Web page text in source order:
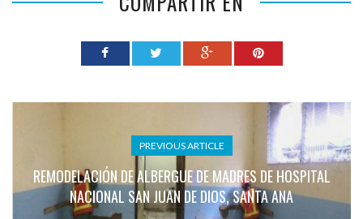
PREVIOUS ARTICLE
REMODELACIÓN DE ALBERGUE DE MADRES DE HOSPITAL
NACIONAL SAN JUAN DE DIOS, SANTA ANA